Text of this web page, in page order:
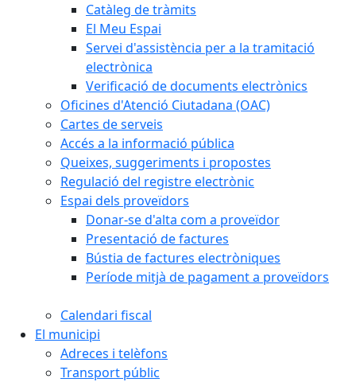
Catàleg de tràmits
El Meu Espai
Servei d'assistència per a la tramitació
electrònica
Verificació de documents electrònics
Oficines d'Atenció Ciutadana (OAC)
Cartes de serveis
Accés a la informació pública
Queixes, suggeriments i propostes
Regulació del registre electrònic
Espai dels proveïdors
Donar-se d'alta com a proveïdor
Presentació de factures
Bústia de factures electròniques
Període mitjà de pagament a proveïdors
Calendari fiscal
El municipi
Adreces i telèfons
Transport públic